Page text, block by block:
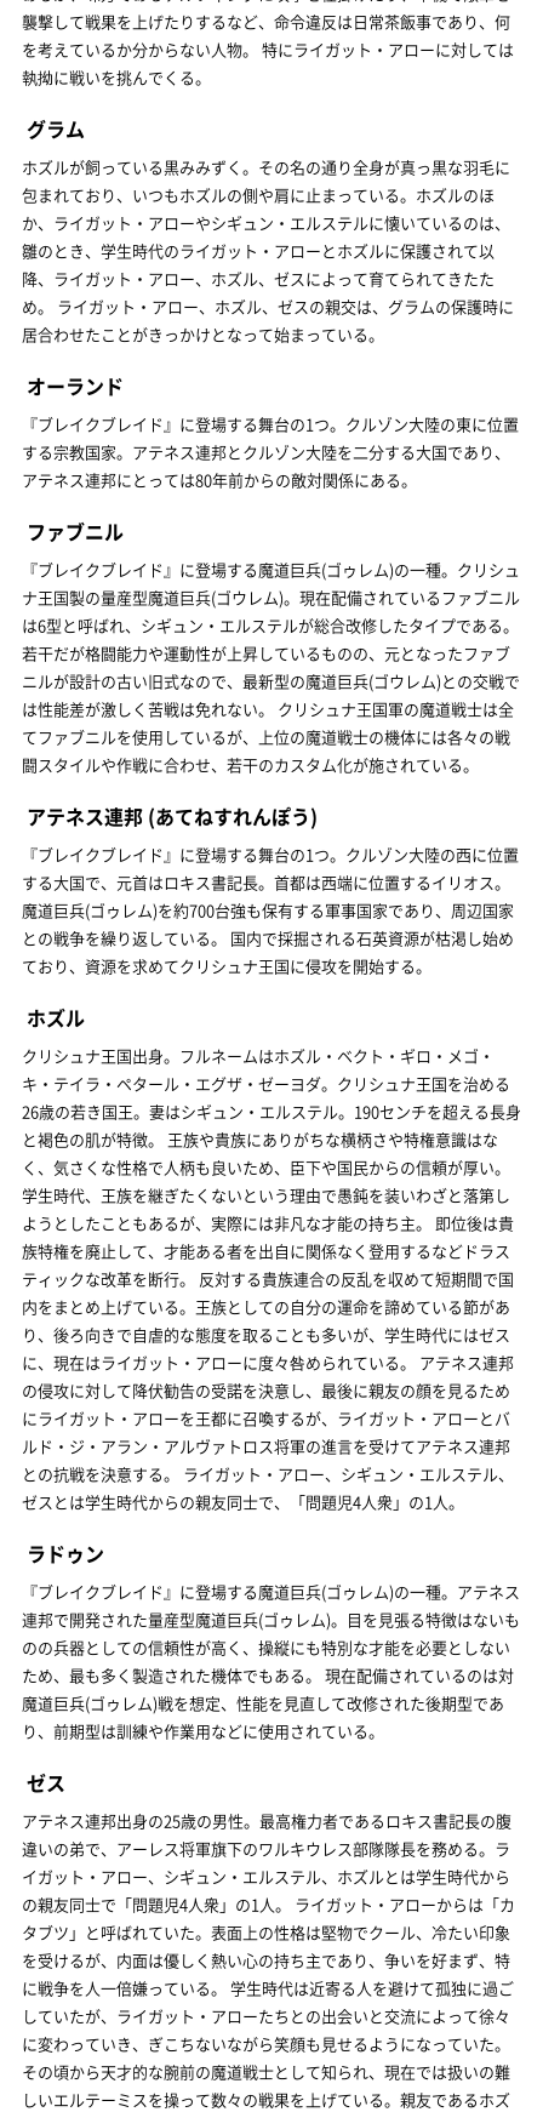
襲撃して戦果を上げたりするなど、命令違反は日常茶飯事であり、何
を考えているか分からない人物。 特にライガット・アローに対しては
執拗に戦いを挑んでくる。
グラム
ホズルが飼っている黒みみずく。その名の通り全身が真っ黒な羽毛に
包まれており、いつもホズルの側や肩に止まっている。ホズルのほ
か、ライガット・アローやシギュン・エルステルに懐いているのは、
雛のとき、学生時代のライガット・アローとホズルに保護されて以
降、ライガット・アロー、ホズル、ゼスによって育てられてきたた
め。 ライガット・アロー、ホズル、ゼスの親交は、グラムの保護時に
居合わせたことがきっかけとなって始まっている。
オーランド
『ブレイクブレイド』に登場する舞台の1つ。クルゾン大陸の東に位置
する宗教国家。アテネス連邦とクルゾン大陸を二分する大国であり、
アテネス連邦にとっては80年前からの敵対関係にある。
ファブニル
『ブレイクブレイド』に登場する魔道巨兵(ゴゥレム)の一種。クリシュ
ナ王国製の量産型魔道巨兵(ゴウレム)。現在配備されているファブニル
は6型と呼ばれ、シギュン・エルステルが総合改修したタイプである。
若干だが格闘能力や運動性が上昇しているものの、元となったファブ
ニルが設計の古い旧式なので、最新型の魔道巨兵(ゴウレム)との交戦で
は性能差が激しく苦戦は免れない。 クリシュナ王国軍の魔道戦士は全
てファブニルを使用しているが、上位の魔道戦士の機体には各々の戦
闘スタイルや作戦に合わせ、若干のカスタム化が施されている。
アテネス連邦 (あてねすれんぽう)
『ブレイクブレイド』に登場する舞台の1つ。クルゾン大陸の西に位置
する大国で、元首はロキス書記長。首都は西端に位置するイリオス。
魔道巨兵(ゴゥレム)を約700台強も保有する軍事国家であり、周辺国家
との戦争を繰り返している。 国内で採掘される石英資源が枯渇し始め
ており、資源を求めてクリシュナ王国に侵攻を開始する。
ホズル
クリシュナ王国出身。フルネームはホズル・ベクト・ギロ・メゴ・
キ・テイラ・ペタール・エグザ・ゼーヨダ。クリシュナ王国を治める
26歳の若き国王。妻はシギュン・エルステル。190センチを超える長身
と褐色の肌が特徴。 王族や貴族にありがちな横柄さや特権意識はな
く、気さくな性格で人柄も良いため、臣下や国民からの信頼が厚い。
学生時代、王族を継ぎたくないという理由で愚鈍を装いわざと落第し
ようとしたこともあるが、実際には非凡な才能の持ち主。 即位後は貴
族特権を廃止して、才能ある者を出自に関係なく登用するなどドラス
ティックな改革を断行。 反対する貴族連合の反乱を収めて短期間で国
内をまとめ上げている。王族としての自分の運命を諦めている節があ
り、後ろ向きで自虐的な態度を取ることも多いが、学生時代にはゼス
に、現在はライガット・アローに度々咎められている。 アテネス連邦
の侵攻に対して降伏勧告の受諾を決意し、最後に親友の顔を見るため
にライガット・アローを王都に召喚するが、ライガット・アローとバ
ルド・ジ・アラン・アルヴァトロス将軍の進言を受けてアテネス連邦
との抗戦を決意する。 ライガット・アロー、シギュン・エルステル、
ゼスとは学生時代からの親友同士で、「問題児4人衆」の1人。
ラドゥン
『ブレイクブレイド』に登場する魔道巨兵(ゴゥレム)の一種。アテネス
連邦で開発された量産型魔道巨兵(ゴゥレム)。目を見張る特徴はないも
のの兵器としての信頼性が高く、操縦にも特別な才能を必要としない
ため、最も多く製造された機体でもある。 現在配備されているのは対
魔道巨兵(ゴゥレム)戦を想定、性能を見直して改修された後期型であ
り、前期型は訓練や作業用などに使用されている。
ゼス
アテネス連邦出身の25歳の男性。最高権力者であるロキス書記長の腹
違いの弟で、アーレス将軍旗下のワルキウレス部隊隊長を務める。ラ
イガット・アロー、シギュン・エルステル、ホズルとは学生時代から
の親友同士で「問題児4人衆」の1人。 ライガット・アローからは「カ
タブツ」と呼ばれていた。表面上の性格は堅物でクール、冷たい印象
を受けるが、内面は優しく熱い心の持ち主であり、争いを好まず、特
に戦争を人一倍嫌っている。 学生時代は近寄る人を避けて孤独に過ご
していたが、ライガット・アローたちとの出会いと交流によって徐々
に変わっていき、ぎこちないながら笑顔も見せるようになっていた。
その頃から天才的な腕前の魔道戦士として知られ、現在では扱いの難
しいエルテーミスを操って数々の戦果を上げている。親友であるホズ